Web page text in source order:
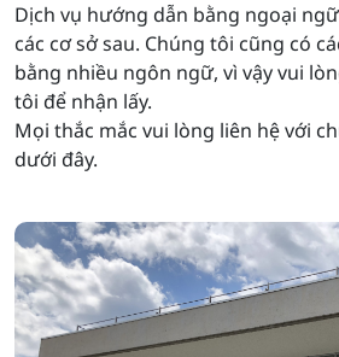
Dịch vụ hướng dẫn bằng ngoại
các cơ sở sau. Chúng tôi cũng có
bằng nhiều ngôn ngữ, vì vậy vui
tôi để nhận lấy.
Mọi thắc mắc vui lòng liên hệ với
dưới đây.